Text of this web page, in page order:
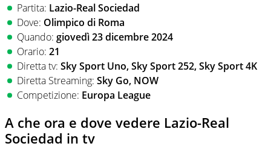
Partita: Lazio-Real Sociedad
Dove: Olimpico di Roma
Quando: giovedì 23 dicembre 2024
Orario: 21
Diretta tv: Sky Sport Uno, Sky Sport 252, Sky Sport 4K
Diretta Streaming: Sky Go, NOW
Competizione: Europa League
A che ora e dove vedere Lazio-Real
Sociedad in tv